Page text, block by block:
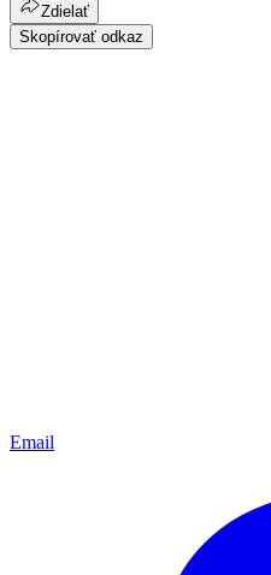
Zdielať
Skopírovať odkaz
Email